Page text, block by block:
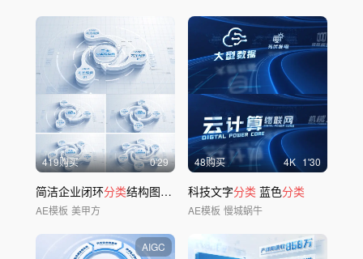
419购买 0'29
简洁企业闭环分类结构图【无插件】
AE模板 美甲方
48购买 4K 1'30
科技文字分类 蓝色分类
AE模板 慢城蜗牛
AIGC